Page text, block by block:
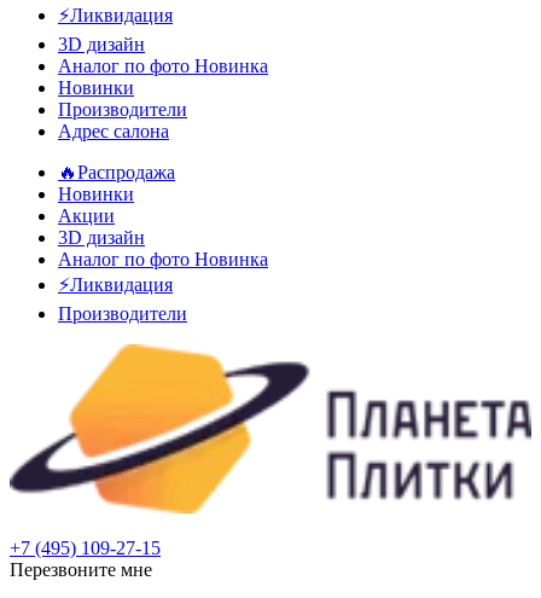
⚡️Ликвидация
3D дизайн
Аналог по фото Новинка
Новинки
Производители
Адрес салона
🔥Распродажа
Новинки
Акции
3D дизайн
Аналог по фото Новинка
⚡Ликвидация
Производители
+7 (495) 109-27-15
Перезвоните мне